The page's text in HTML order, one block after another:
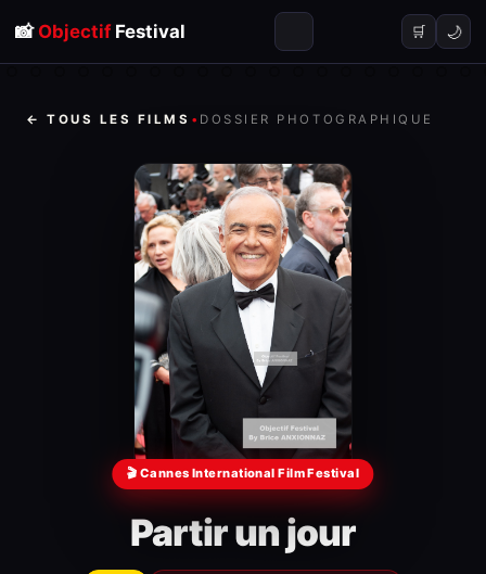
📸 ObjectifFestival 🛒 🌙
← TOUS LES FILMS • DOSSIER PHOTOGRAPHIQUE
🎬 Cannes International Film Festival
Partir un jour